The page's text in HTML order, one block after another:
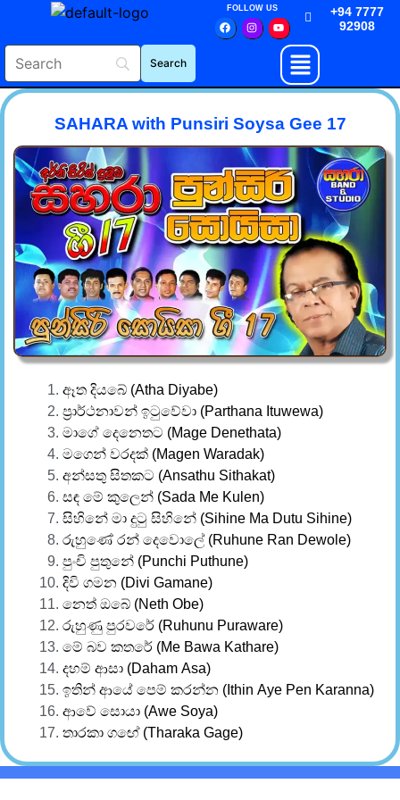
FOLLOW US
+94 7777
92908
SAHARA with Punsiri Soysa Gee 17
ඈත දියබේ (Atha Diyabe)
ප්‍රාර්ථනාවන් ඉටුවේවා (Parthana Ituwewa)
මාගේ දෙනෙතට (Mage Denethata)
මගෙන් වරදක් (Magen Waradak)
අන්සතු සිතකට (Ansathu Sithakat)
සඳ මේ කුලෙන් (Sada Me Kulen)
සිහිනේ මා දුටු සිහිනේ (Sihine Ma Dutu Sihine)
රුහුණේ රන් දෙවොලේ (Ruhune Ran Dewole)
පුංචි පුතුනේ (Punchi Puthune)
දිවි ගමන (Divi Gamane)
නෙත් ඔබේ (Neth Obe)
රුහුණු පුරවරේ (Ruhunu Puraware)
මේ බව කතරේ (Me Bawa Kathare)
දහම් ආසා (Daham Asa)
ඉතින් ආයේ පෙම් කරන්න (Ithin Aye Pen Karanna)
ආවේ සොයා (Awe Soya)
තාරකා ගඟේ (Tharaka Gage)